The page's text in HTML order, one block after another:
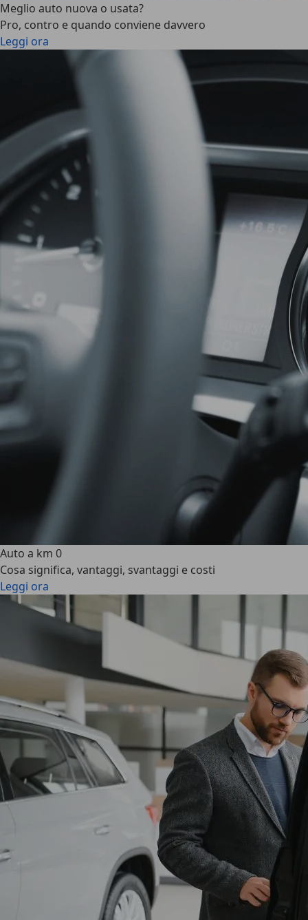
Meglio auto nuova o usata?
Pro, contro e quando conviene davvero
Leggi ora
Auto a km 0
Cosa significa, vantaggi, svantaggi e costi
Leggi ora